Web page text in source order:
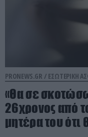
PRONEWS.GR / ΕΣΩΤΕΡΙΚΗ
«Θα σε
26χρονος από
μητέρα του ότι